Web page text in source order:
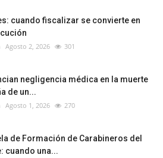
cuando fiscalizar se convierte en
Agosto 2, 2026 301
negligencia médica en la muerte
de un...
Agosto 1, 2026 270
de Formación de Carabineros del
cuando una...